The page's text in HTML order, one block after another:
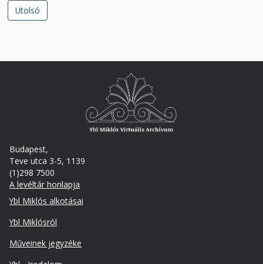
Utolsó
oldal
Utolsó
Budapest,
Teve utca 3-5, 1139
(1)298 7500
A levéltár honlapja
Footer
Ybl Miklós alkotásai
Ybl Miklósról
Műveinek jegyzéke